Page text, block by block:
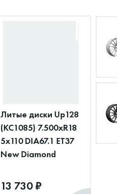
Литые диски Up128
(КС1085) 7.500xR18
5x110 DIA67.1 ET37
New Diamond
13 730 ₽